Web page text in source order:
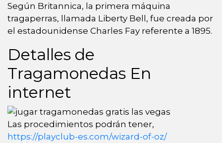
Según Britannica, la primera máquina
tragaperras, llamada Liberty Bell, fue creada por
el estadounidense Charles Fay referente a 1895.
Detalles de
Tragamonedas En
internet
Las procedimientos podrán tener,
https://playclub-es.com/wizard-of-oz/